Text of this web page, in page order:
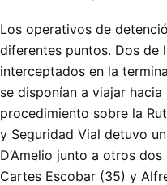
Los operativos de
diferentes puntos. Dos de
interceptados en la
se disponían a viajar
procedimiento sobre la
y Seguridad Vial detuvo
D’Amelio junto a otros
Cartes Escobar (35) y